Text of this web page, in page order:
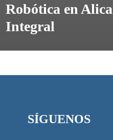
Robótica en
Integral
SÍGUENOS